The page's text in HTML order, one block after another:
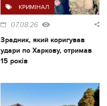
КРИМІНАЛ
07.08.26
Зрадник, який коригував
удари по Харкову, отримав
15 років